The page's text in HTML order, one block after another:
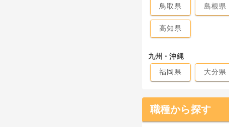
鳥取県
島根県
高知県
九州・沖縄
福岡県
大分県
職種から探す